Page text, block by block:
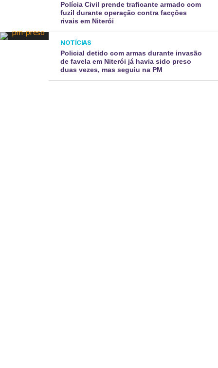
Polícia Civil prende traficante armado com
fuzil durante operação contra facções
rivais em Niterói
NOTÍCIAS
Policial detido com armas durante invasão
de favela em Niterói já havia sido preso
duas vezes, mas seguiu na PM